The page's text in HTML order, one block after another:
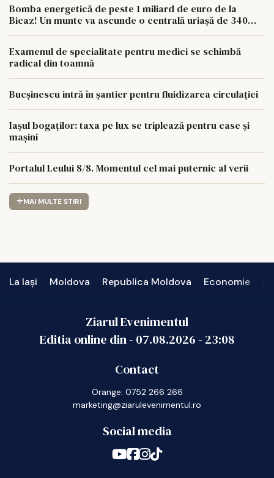
Bomba energetică de peste 1 miliard de euro de la
Bicaz! Un munte va ascunde o centrală uriașă de 340
Examenul de specialitate pentru medici se schimbă
radical din toamnă
Bucșinescu intră în șantier pentru fluidizarea circulației
Iașul bogaților: taxa pe lux se triplează pentru case și
mașini
Portalul Leului 8/8. Momentul cel mai puternic al verii
MAI MULTE STIRI
La Iași Moldova Republica Moldova Economie
Ziarul Evenimentul
Editia online din - 07.08.2026- 23:08
Contact
Orange: 0752 266 266
marketing@ziarulevenimentul.ro
Social media